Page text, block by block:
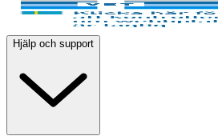
Hjälp och support